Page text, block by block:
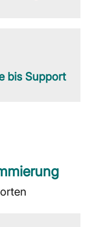
bis Support